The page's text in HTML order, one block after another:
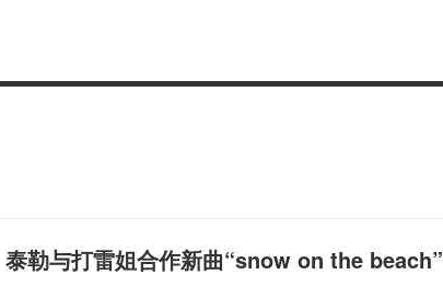
泰勒与打雷姐合作新曲“snow on the beach”